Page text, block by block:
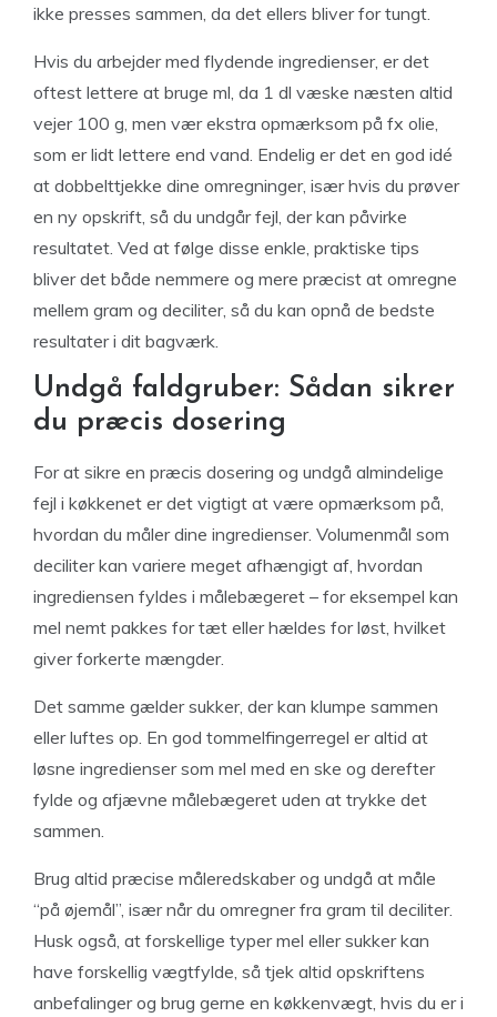
ikke presses sammen, da det ellers bliver for tungt.
Hvis du arbejder med flydende ingredienser, er det
oftest lettere at bruge ml, da 1 dl væske næsten altid
vejer 100 g, men vær ekstra opmærksom på fx olie,
som er lidt lettere end vand. Endelig er det en god idé
at dobbelttjekke dine omregninger, især hvis du prøver
en ny opskrift, så du undgår fejl, der kan påvirke
resultatet. Ved at følge disse enkle, praktiske tips
bliver det både nemmere og mere præcist at omregne
mellem gram og deciliter, så du kan opnå de bedste
resultater i dit bagværk.
Undgå faldgruber: Sådan sikrer
du præcis dosering
For at sikre en præcis dosering og undgå almindelige
fejl i køkkenet er det vigtigt at være opmærksom på,
hvordan du måler dine ingredienser. Volumenmål som
deciliter kan variere meget afhængigt af, hvordan
ingrediensen fyldes i målebægeret – for eksempel kan
mel nemt pakkes for tæt eller hældes for løst, hvilket
giver forkerte mængder.
Det samme gælder sukker, der kan klumpe sammen
eller luftes op. En god tommelfingerregel er altid at
løsne ingredienser som mel med en ske og derefter
fylde og afjævne målebægeret uden at trykke det
sammen.
Brug altid præcise måleredskaber og undgå at måle
“på øjemål”, især når du omregner fra gram til deciliter.
Husk også, at forskellige typer mel eller sukker kan
have forskellig vægtfylde, så tjek altid opskriftens
anbefalinger og brug gerne en køkkenvægt, hvis du er i